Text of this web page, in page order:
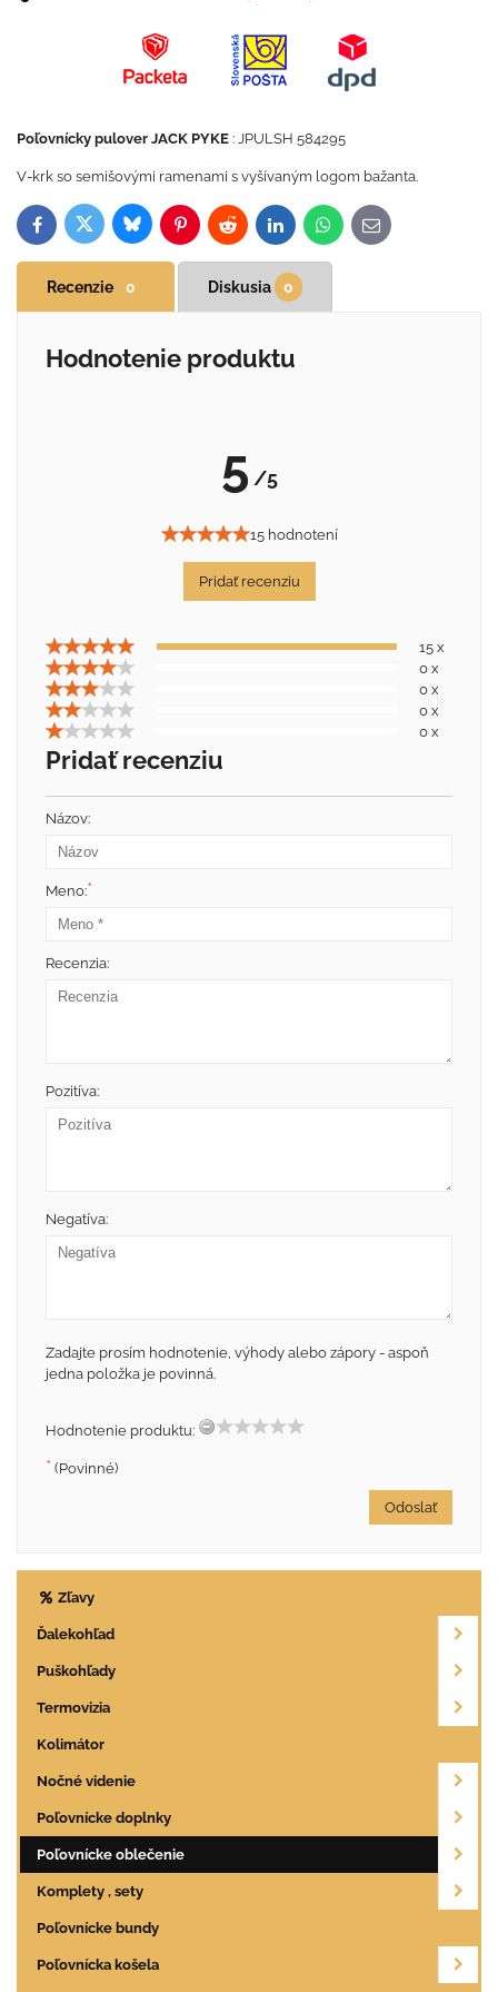
Poľovnícky pulover JACK PYKE : JPULSH 584295
V-krk so semišovými ramenami s vyšívaným logom bažanta.
FacebookTwitterBlueskyPinterestReddit LinkedInWhatsApp
E-
mail
Recenzie 0 Diskusia 0
Hodnotenie produktu
5 /5
15 hodnotení
Pridať recenziu
15 x
0 x
0 x
0 x
0 x
Pridať recenziu
Názov:
Meno:*
Recenzia:
Pozitíva:
Negatíva:
Zadajte prosím hodnotenie, výhody alebo zápory - aspoň
jedna položka je povinná.
Hodnotenie produktu:
* (Povinné)
Odoslať
Zľavy
Ďalekohľad
Puškohľady
Termovizia
Kolimátor
Nočné videnie
Poľovnícke doplnky
Poľovnícke oblečenie
Komplety , sety
Poľovnícke bundy
Poľovnícka košela